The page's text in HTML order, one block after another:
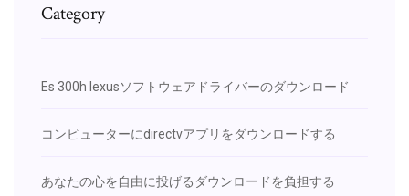
Category
Es 300h lexusソフトウェアドライバーのダウンロード
コンピューターにdirectvアプリをダウンロードする
あなたの心を自由に投げるダウンロードを負担する